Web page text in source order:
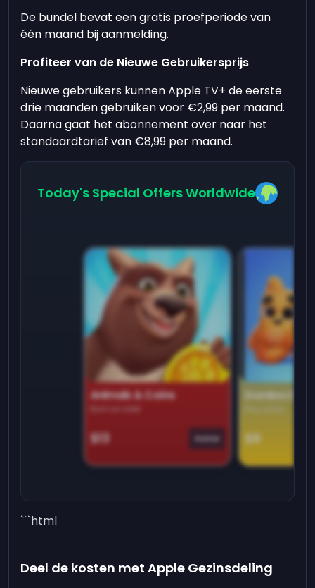
De bundel bevat een gratis proefperiode van
één maand bij aanmelding.
Profiteer van de Nieuwe Gebruikersprijs
Nieuwe gebruikers kunnen Apple TV+ de eerste
drie maanden gebruiken voor €2,99 per maand.
Daarna gaat het abonnement over naar het
standaardtarief van €8,99 per maand.
Today's Special Offers Worldwide
Animals & Coins
Earn on side
$13 Game
Domino
$9
```html
Deel de kosten met Apple Gezinsdeling